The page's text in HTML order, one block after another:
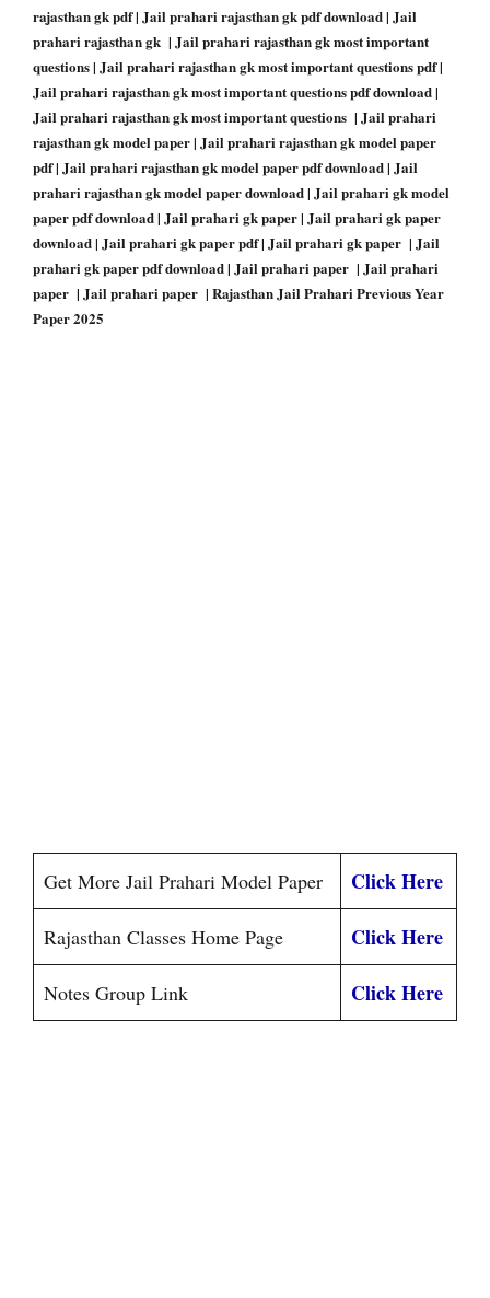
rajasthan gk pdf | Jail prahari rajasthan gk pdf download | Jail
prahari rajasthan gk | Jail prahari rajasthan gk most important
questions | Jail prahari rajasthan gk most important questions pdf |
Jail prahari rajasthan gk most important questions pdf download |
Jail prahari rajasthan gk most important questions | Jail prahari
rajasthan gk model paper | Jail prahari rajasthan gk model paper
pdf | Jail prahari rajasthan gk model paper pdf download | Jail
prahari rajasthan gk model paper download | Jail prahari gk model
paper pdf download | Jail prahari gk paper | Jail prahari gk paper
download | Jail prahari gk paper pdf | Jail prahari gk paper | Jail
prahari gk paper pdf download | Jail prahari paper | Jail prahari
paper | Jail prahari paper | Rajasthan Jail Prahari Previous Year
Paper 2025
Get More Jail Prahari Model Paper Click Here
Rajasthan Classes Home Page Click Here
Notes Group Link Click Here